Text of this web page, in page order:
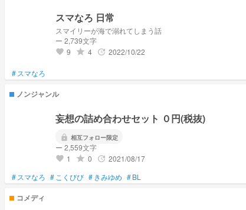
スマなろ 日常
スマイリーが海で溺れてしまう話
ー 2,739文字
favorite 9 grade 4 update 2022/10/22
# スマなろ
ノンジャンル
妄想の詰め合わせセット ０円(税抜)
lock 相互フォロー限定
ー 2,559文字
favorite 1 grade 0 update 2021/08/17
# スマなろ # こくびび # きみゆめ #BL
コメディ